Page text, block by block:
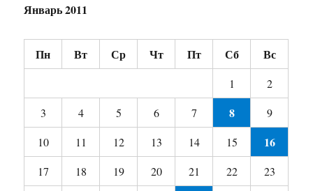
Январь 2011
Пн Вт Ср Чт Пт Сб Вс
1
2
3
4 5 6 7 8
9
10
11 12 13 14 15 16
17 18 19 20 21 22
23